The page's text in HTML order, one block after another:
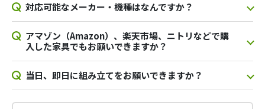
対応可能なメーカー・機種はなんですか？
アマゾン（Amazon）、楽天市場、ニトリなどで購
入した家具でもお願いできますか？
当日、即日に組み立てをお願いできますか？